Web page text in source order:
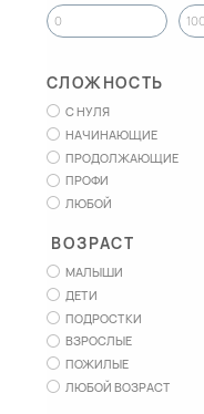
СЛОЖНОСТЬ
С НУЛЯ
НАЧИНАЮЩИЕ
ПРОДОЛЖАЮЩИЕ
ПРОФИ
ЛЮБОЙ
ВОЗРАСТ
МАЛЫШИ
ДЕТИ
ПОДРОСТКИ
ВЗРОСЛЫЕ
ПОЖИЛЫЕ
ЛЮБОЙ ВОЗРАСТ